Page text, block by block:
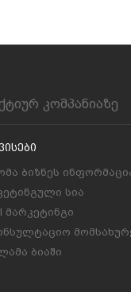
კომპანიაზე
ბიზნეს
სია
მარკეტინგი
ბიაში